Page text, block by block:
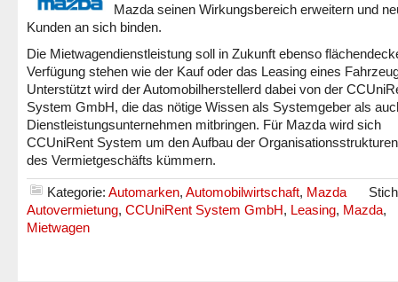
Mazda seinen Wirkungsbereich erweitern und
Kunden an sich binden.
Die Mietwagendienstleistung soll in Zukunft ebenso
Verfügung stehen wie der Kauf oder das Leasing eines
Unterstützt wird der Automobilherstellerd dabei von der
System GmbH, die das nötige Wissen als Systemgeber als
Dienstleistungsunternehmen mitbringen. Für Mazda wird sich
CCUniRent System um den Aufbau der
des Vermietgeschäfts kümmern.
Kategorie: Automarken, Automobilwirtschaft, Mazda
Autovermietung, CCUniRent System GmbH, Leasing, Mazda,
Mietwagen